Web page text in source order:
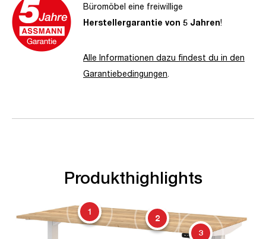
Büromöbel eine freiwillige
Herstellergarantie von 5 Jahren!
Alle Informationen dazu findest du in den
Garantiebedingungen.
Produkthighlights
1
2
3